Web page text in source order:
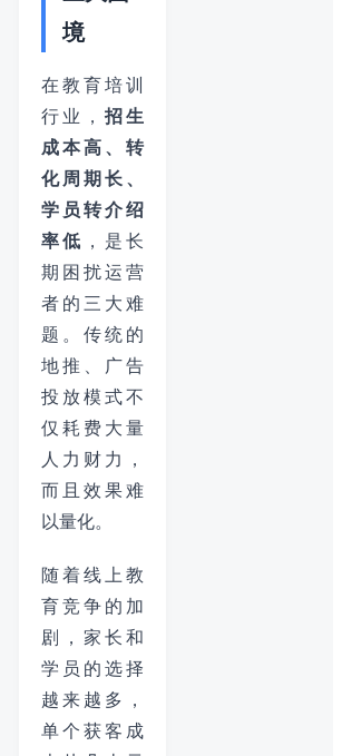
境
在教育培训
行业， 招生
成本高、转
化周期长、
学员转介绍
率低 ，是长
期困扰运营
者的三大难
题。传统的
地推、广告
投放模式不
仅耗费大量
人力财力，
而且效果难
以量化。
随着线上教
育竞争的加
剧，家长和
学员的选择
越来越多，
单个获客成